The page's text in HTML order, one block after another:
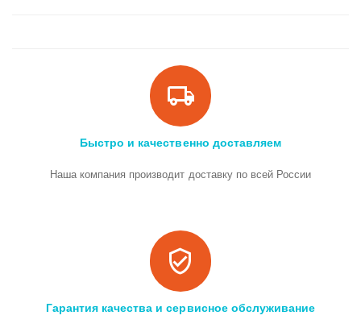
Быстро и качественно доставляем
Наша компания производит доставку по всей России
Гарантия качества и сервисное обслуживание